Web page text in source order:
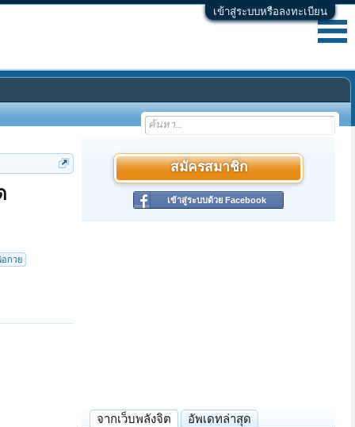
เข้าสู่ระบบหรือลงทะเบียน
อกวย
สมัครสมาชิก
เข้าสู่ระบบด้วย Facebook
จากเว็บพลังจิต อัพเดทล่าสุด